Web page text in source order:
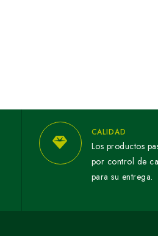
CALIDAD
Los productos
por control de
para su entrega.